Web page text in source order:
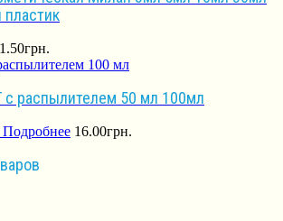
грн.
распылителем 50 мл 100мл
Подробнее 16.00грн.